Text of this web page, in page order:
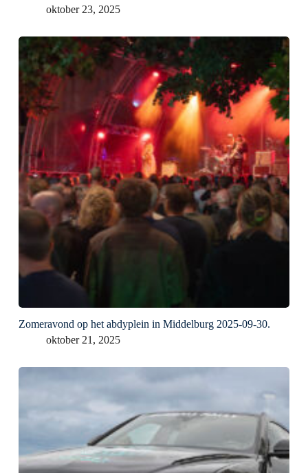
oktober 23, 2025
Zomeravond op het abdyplein in Middelburg 2025-09-30.
oktober 21, 2025